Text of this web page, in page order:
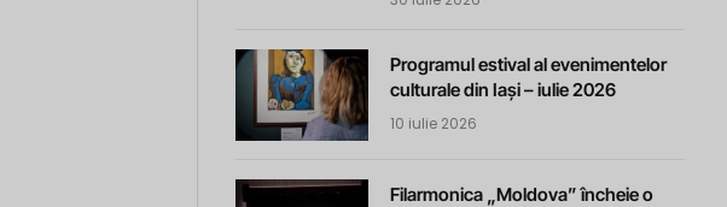
Programul estival al evenimentelor
culturale din Iași – iulie 2026
10 iulie 2026
Filarmonica „Moldova” încheie o